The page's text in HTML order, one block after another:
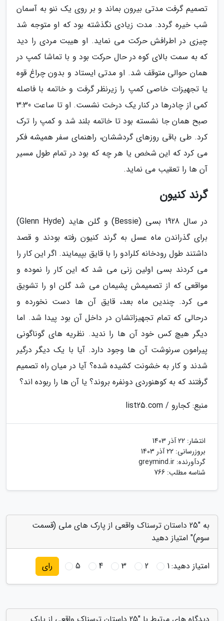
تصمیم گرفت مدتی بیرون بماند و بر روی یک ننو به آسمان
شب خیره گردد. مدت زیادی نگذشته بود که او متوجه شد
چیزی در اطرافش حرکت می نماید. او هیبت مردی را دید
که به سمت بالای کوه در حال حرکت بود و با تماشا کمپ در
همان حوالی متوقف شد. او مدتی ایستاد و بدون چراغ قوه
یا تجهیزات خاصی کمپ را زیرنظر گرفت و خاتمه با فاصله
کمی از چادرها در کنار یک درخت نشست. او تا ساعت 3:30
صبح همان جا نشسته بود تا خاتمه بلند شد و کمپ را ترک
کرد. طی باقی روزهای گردششان، راهنمای سفر همیشه فکر
می کرد که این شخص یا هر چه که بود در تمام طول مسیر
آن ها را تعقیب می نماید.
گرند کنیون
در سال 1928 بسی (Bessie) و گلن هاید (Glenn Hyde)
برای گذراندن ماه عسل به گرند کنیون رفته بودند و قصد
داشتند طول رودخانه کلرادو را با قایق بپیمایند. اگر این کار را
می کردند بسی اولین زنی می شد که این کار را نموده و
مواقعی که از تصمیمش پشیمان می شد گلن او را تشویق
می کرد. چندین ماه بعد، قایق آن ها دست نخورده و
درحالی که تمام تجهیزاتشان در داخل آن بود پیدا شد. اما
دیگر هیچ کس خود آن ها را ندید. نظریه های گوناگونی
پیرامون سرنوشت آن ها وجود دارد. آیا با یک دیگر درگیر
شدند و کار به خشونت کشیده شده؟ آیا در میان راه تصمیم
گرفتند که به کوهنوردی دونفره بروند؟ یا آن ها را ربوده اند؟
منبع: کجارو / list25.com
انتشار: 22 آذر 1403
بروزرسانی: 22 آذر 1403
گردآورنده: greymind.ir
شناسه مطلب: 766
به "25 داستان ترسناک واقعی از پارک های ملی (قسمت
سوم)" امتیاز دهید
امتیاز دهید:1
2
3
4
5 رای